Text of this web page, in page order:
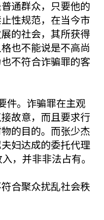
通群众，只要他的
性规范，在当今市
的社会，其所获得
也不能说是不高尚
不符合诈骗罪的客
件。诈骗罪在主观
故意，而且要求行
的目的。而张少杰
妇达成的委托代理
，并非非法占有。
合聚众扰乱社会秩